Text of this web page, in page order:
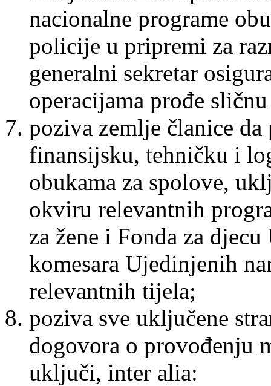
nacionalne programe
policije u pripremi za
generalni sekretar
operacijama prođe
poziva zemlje članice
finansijsku, tehničku i
obukama za spolove,
okviru relevantnih
za žene i Fonda za
komesara Ujedinjenih
relevantnih tijela;
poziva sve uključene
dogovora o provođenju
uključi, inter alia: